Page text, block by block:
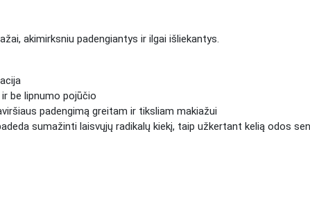
akimirksniu padengiantys ir ilgai išliekantys.
be lipnumo pojūčio
padengimą greitam ir tiksliam makiažui
sumažinti laisvųjų radikalų kiekį, taip užkertant kelią odos